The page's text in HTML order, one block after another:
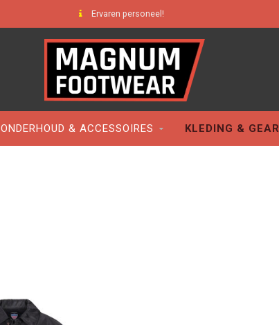
Ervaren personeel!
ONDERHOUD & ACCESSOIRES KLEDING & GEAR